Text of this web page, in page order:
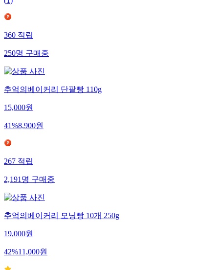
(1)
360적립
250명구매중
추억의베이커리 단팥빵 110g
15,000원
41%8,900원
267적립
2,191명구매중
추억의베이커리 모닝빵 10개 250g
19,000원
42%11,000원